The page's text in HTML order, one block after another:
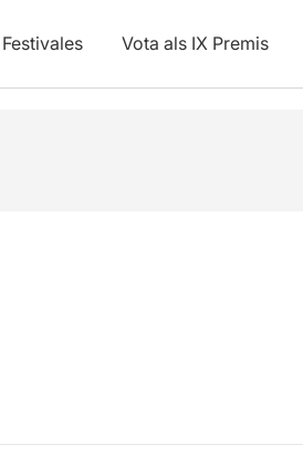
Festivales Vota als IX Premis